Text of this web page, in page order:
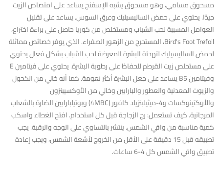
مسحوق مسامي، وهو مسحوق يشبه الإسفنج يساعد على امتصاص الزيت
جيدًا. يحتوي على حمض الساليسيليك وعرق السوس. يساعد على تقليل
العوامل المسببة لحب الشباب ومستخلص من كوريا حاصل على براءة اختراع،
Bird's Foot Trefoil، المستخرج من الزهور الصفراء. الذي يوفر خصائص مماثلة
لحمض الساليسيليك لتهدئة البشرة المعرضة لحب الشباب بشكل فعال يحتوي
على مستخلص زيت القرطم للحفاظ على رطوبة البشرة. يحتوي على فيتامين E
وفيتامين B5 يساعد على جعل البشرة أكثر نعومة. كما أنه خالي من الكحول
والزيوت المعدنية والعطور والبارابين وخالي من الأوكسيبنزون ​​
والأوكتينوكسات و4-ميثيلبنزيلد كافور (4MBC) وبوتيلبارابين الضارة بالشعاب
المرجانية. كيف تستعمل: رج الزجاجة قبل كل استخدام. افتح الغطاء واسكب
كمية مناسبة من واقي الشمس. ينتشر بالتساوي على الوجه والرقبة. يجب
تطبيقه قبل 15 دقيقة على الأقل من الخروج لأشعة الشمس، ويجب إعادة
تطبيق واقي الشمس كل 4-6 ساعات.